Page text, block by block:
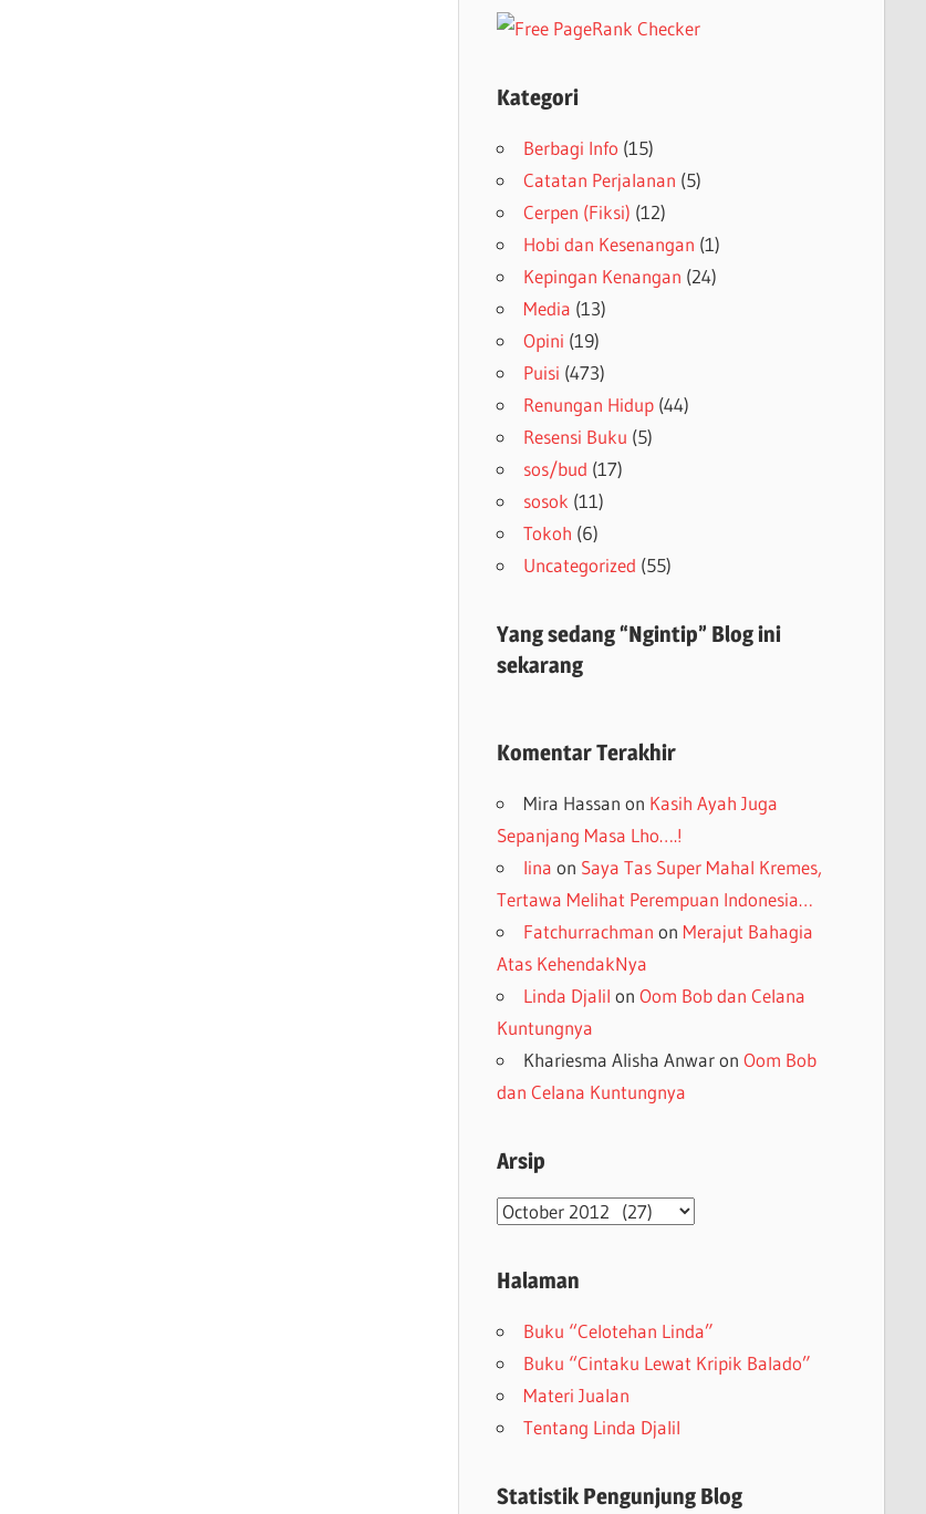
Kategori
Berbagi Info (15)
Catatan Perjalanan (5)
Cerpen (Fiksi) (12)
Hobi dan Kesenangan (1)
Kepingan Kenangan (24)
Media (13)
Opini (19)
Puisi (473)
Renungan Hidup(44)
Resensi Buku (5)
sos/bud (17)
sosok (11)
Tokoh (6)
Uncategorized (55)
Yang sedang “Ngintip” Blog ini
sekarang
Komentar Terakhir
Mira Hassan on Kasih Ayah Juga
Sepanjang Masa Lho….!
lina on Saya Tas Super Mahal Kremes,
Tertawa Melihat Perempuan Indonesia…
Fatchurrachman on Merajut Bahagia
Atas KehendakNya
Linda Djalil on Oom Bob dan Celana
Kuntungnya
Khariesma Alisha Anwaron Oom Bob
dan Celana Kuntungnya
Arsip
Arsip
Halaman
Buku “Celotehan Linda”
Buku “Cintaku Lewat Kripik Balado”
Materi Jualan
Tentang Linda Djalil
Statistik Pengunjung Blog